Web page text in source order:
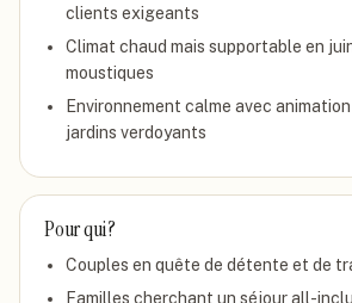
clients exigeants
Climat chaud mais supportable en
moustiques
Environnement calme avec
jardins verdoyants
Pour qui ?
Couples en quête de détente et de
Familles cherchant un séjour all-